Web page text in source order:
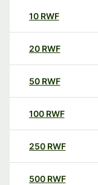
10 RWF
20 RWF
50 RWF
100 RWF
250 RWF
500 RWF